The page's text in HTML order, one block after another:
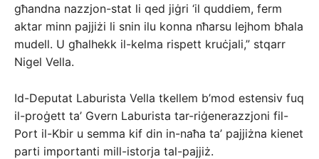
għandna nazzjon-stat li qed jiġri ‘il quddiem, ferm
aktar minn pajjiżi li snin ilu konna nħarsu lejhom bħala
mudell. U għalhekk il-kelma rispett kruċjali,” stqarr
Nigel Vella.
Id-Deputat Laburista Vella tkellem b’mod estensiv fuq
il-proġett ta’ Gvern Laburista tar-riġenerazzjoni fil-
Port il-Kbir u semma kif din in-naħa ta’ pajjiżna kienet
parti importanti mill-istorja tal-pajjiż.